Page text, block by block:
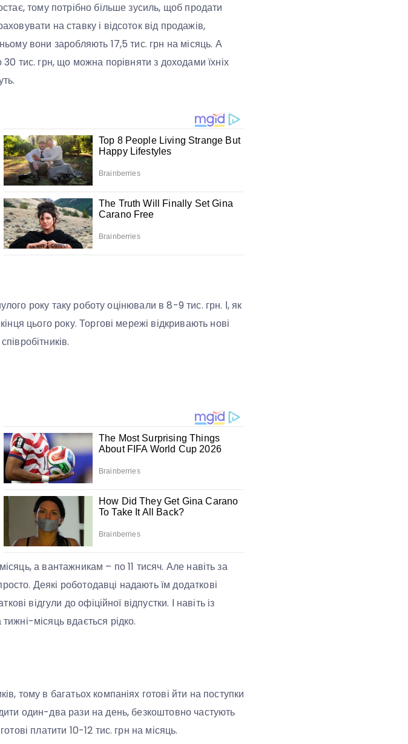
тому потрібно більше зусиль, щоб продати
на ставку і відсоток від продажів,
вони заробляють 17,5 тис. грн на місяць. А
тис. грн, що можна порівняти з доходами їхніх
року таку роботу оцінювали в 8-9 тис. грн. І, як
цього року. Торгові мережі відкривають нові
а вантажникам – по 11 тисяч. Але навіть за
Деякі роботодавці надають їм додаткові
відгули до офіційної відпустки. І навіть із
місяць вдається рідко.
тому в багатьох компаніях готові йти на поступки
один-два рази на день, безкоштовно частують
платити 10-12 тис. грн на місяць.